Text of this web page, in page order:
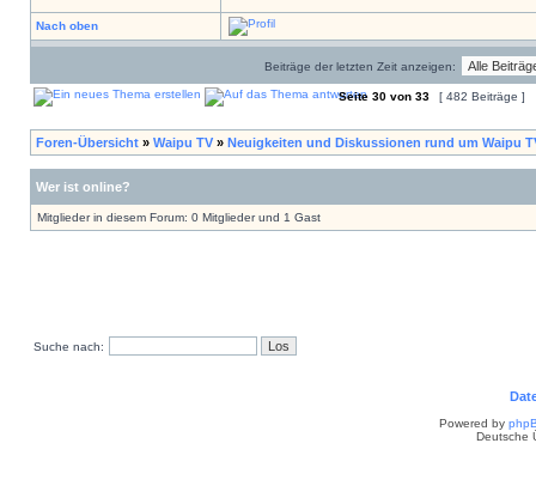
Nach oben
Beiträge der letzten Zeit anzeigen:
Seite 30 von 33 [ 482 Beiträge ]
Foren-Übersicht » Waipu TV » Neuigkeiten und Diskussionen rund um Waipu
Wer ist online?
Mitglieder in diesem Forum: 0 Mitglieder und 1 Gast
Suche nach:
Powered by
Deutsche